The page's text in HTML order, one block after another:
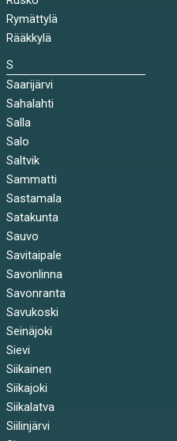
Rymättylä
Rääkkylä
S
Saarijärvi
Sahalahti
Salla
Salo
Saltvik
Sammatti
Sastamala
Satakunta
Sauvo
Savitaipale
Savonlinna
Savonranta
Savukoski
Seinäjoki
Sievi
Siikainen
Siikajoki
Siikalatva
Siilinjärvi